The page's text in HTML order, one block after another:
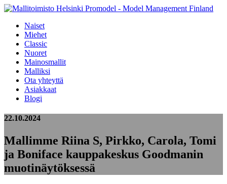
Naiset
Miehet
Classic
Nuoret
Mainosmallit
Malliksi
Ota yhteyttä
Asiakkaat
Blogi
22.10.2024
Mallimme Riina S, Pirkko, Carola, Tomi
ja Boniface kauppakeskus Goodmanin
muotinäytöksessä